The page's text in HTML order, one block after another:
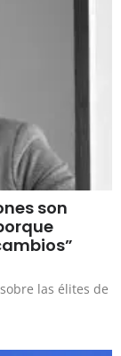
son
las élites de